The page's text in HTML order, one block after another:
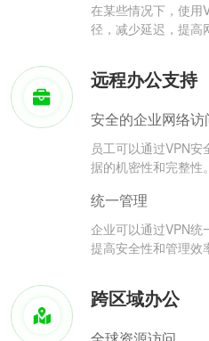
在某些情况下，使用
径，减少延迟，提高
远程办公支持
安全的企业网络访
员工可以通过VPN
据的机密性和完整性。
统一管理
企业可以通过VPN统
提高安全性和管理效
跨区域办公